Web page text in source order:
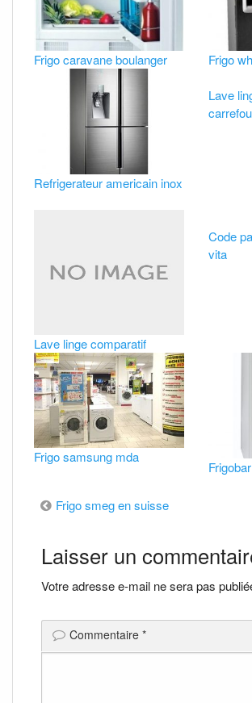
Frigo caravane boulanger Frigo
Refrigerateur americain inox
Lave
Lave linge comparatif
Code
vita
Frigo samsung mda
Frigobar
Navigation
de
l’article
Frigo smeg en suisse
Laisser un
Votre adresse e-mail ne sera pas
Commentaire *